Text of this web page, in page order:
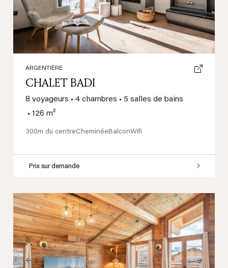
ARGENTIÈRE
CHALET BADI
8 voyageurs • 4 chambres • 5 salles de bains
• 126 m²
300m du centreCheminée BalconWifi
Prix sur demande
Previous Next